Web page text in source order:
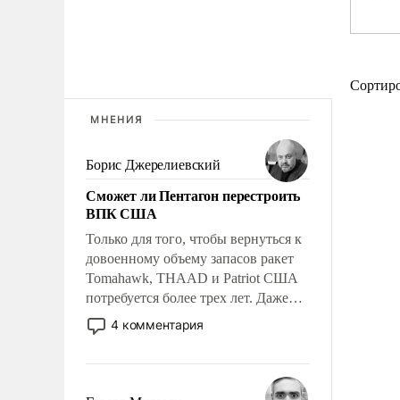
МНЕНИЯ
Борис Джерелиевский
Сможет ли Пентагон перестроить
ВПК США
Только для того, чтобы вернуться к
довоенному объему запасов ракет
Tomahawk, THAAD и Patriot США
потребуется более трех лет. Даже
небольшая война с Ираном
опустошила американские
уязвимости США, например, перед
4 комментария